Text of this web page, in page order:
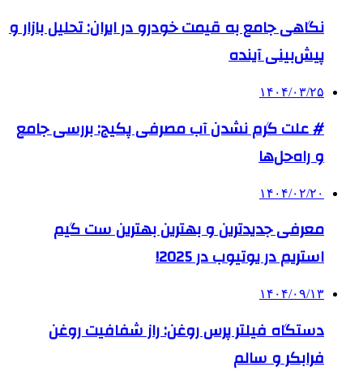
نگاهی جامع به قیمت خودرو در ایران: تحلیل بازار و
پیش‌بینی آینده
۱۴۰۴/۰۳/۲۵
# علت گرم نشدن آب مصرفی پکیج: بررسی جامع
و راه‌حل‌ها
۱۴۰۴/۰۲/۲۰
معرفی جدیدترین و بهترین بهترین ست گیم
استریم در یوتیوب در 2025!
۱۴۰۴/۰۹/۱۳
دستگاه فیلتر پرس روغن: راز شفافیت روغن
فرابکر و سالم